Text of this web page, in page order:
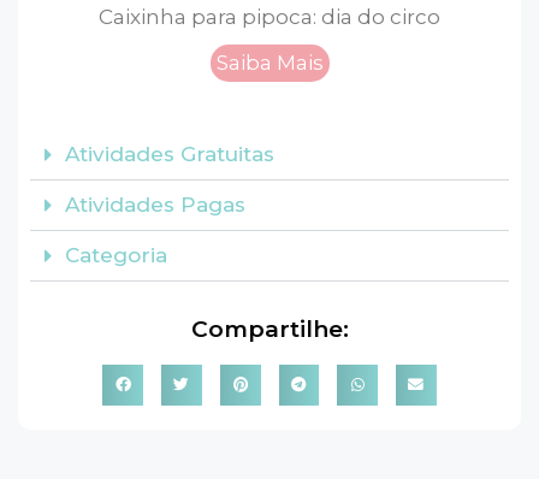
Caixinha para pipoca: dia do circo
Saiba Mais
Atividades Gratuitas
Atividades Pagas
Categoria
Compartilhe: